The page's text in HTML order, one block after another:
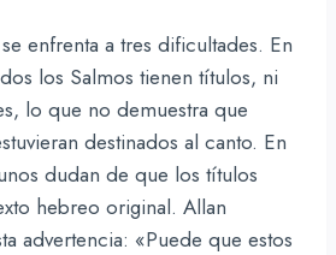
enfrenta a tres dificultades. En
los Salmos tienen títulos, ni
lo que no demuestra que
destinados al canto. En
dudan de que los títulos
hebreo original. Allan
advertencia: «Puede que estos